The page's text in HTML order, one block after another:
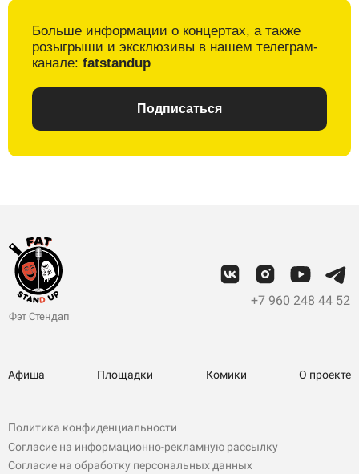
Больше информации о концертах, а также
розыгрыши и эксклюзивы в нашем телеграм-
канале: fatstandup
Подписаться
Фэт Стендап
+7 960 248 44 52
Афиша Площадки Комики О проекте
Политика конфиденциальности
Согласие на информационно-рекламную рассылку
Согласие на обработку персональных данных